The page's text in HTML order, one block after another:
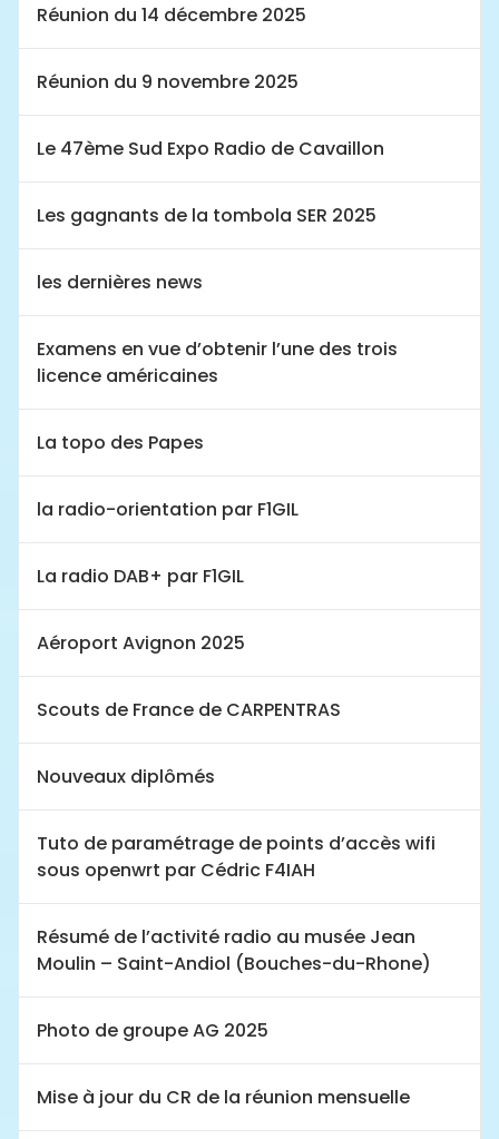
Réunion du 14 décembre 2025
Réunion du 9 novembre 2025
Le 47ème Sud Expo Radio de Cavaillon
Les gagnants de la tombola SER 2025
les dernières news
Examens en vue d’obtenir l’une des trois
licence américaines
La topo des Papes
la radio-orientation par F1GIL
La radio DAB+ par F1GIL
Aéroport Avignon 2025
Scouts de France de CARPENTRAS
Nouveaux diplômés
Tuto de paramétrage de points d’accès wifi
sous openwrt par Cédric F4IAH
Résumé de l’activité radio au musée Jean
Moulin – Saint-Andiol (Bouches-du-Rhone)
Photo de groupe AG 2025
Mise à jour du CR de la réunion mensuelle